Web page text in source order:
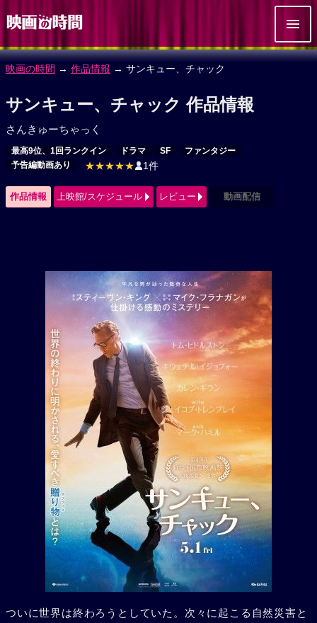
映画の時間 → 作品情報 → サンキュー、チャック
サンキュー、チャック 作品情報
さんきゅーちゃっく
最高9位、1回ランクイン ドラマ SF
ファンタジー
予告編動画あり
★★★★★ 1件
作品情報 上映館/スケジュール レビュー 動画配信
ついに世界は終わろうとしていた。次々に起こる自然災害と